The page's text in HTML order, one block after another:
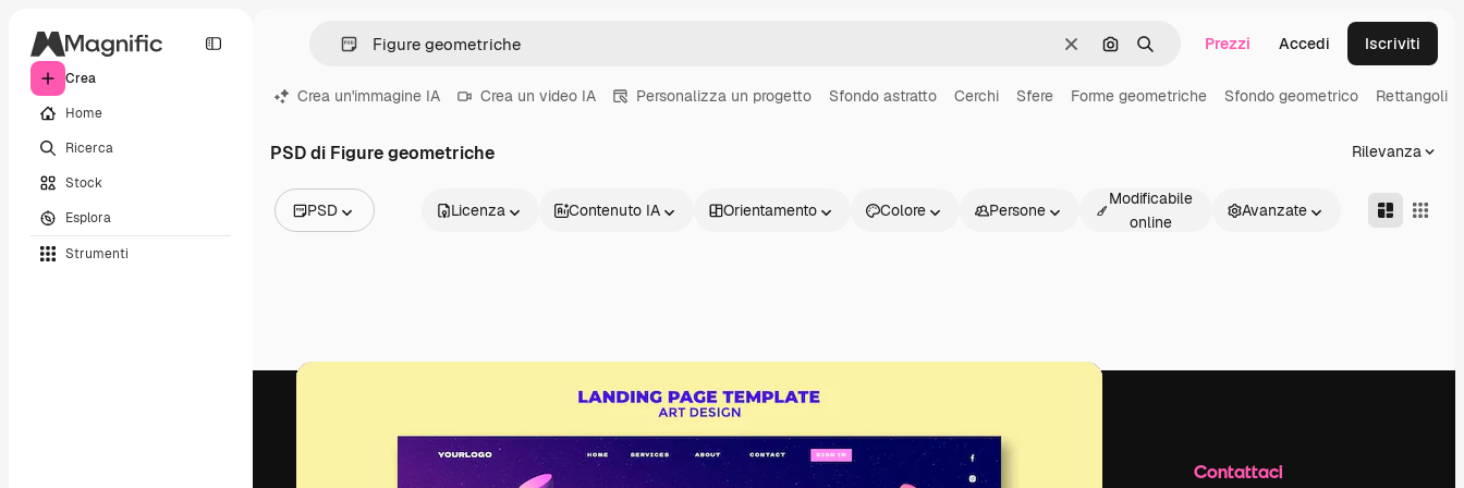
Crea
Home
Ricerca
Stock
Esplora
Strumenti
CancellaCerca per immagine
Ricerca Prezzi Accedi Iscriviti
Crea un'immagine IA Crea un video IA Personalizza un progetto Sfondo astratto Cerchi Sfere Forme geometriche Sfondo geometrico Rettangoli
PSD di Figure geometriche Rilevanza
PSD
Video
Licenza Contenuto IA Orientamento Colore Persone
Modificabile
online
Avanzate
Prodotti Inizia Contattaci